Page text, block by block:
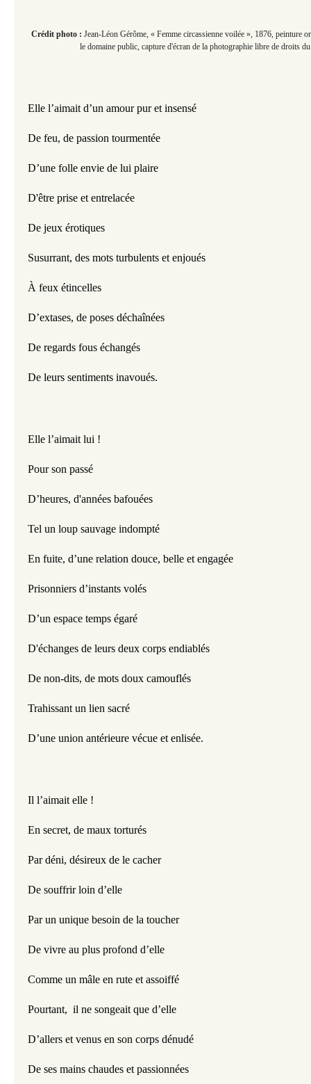
Crédit photo : Jean-Léon Gérôme, « Femme circassienne voilée », 1876, peinture
le domaine public, capture d'écran de la photographie libre de droits
Elle l’aimait d’un amour pur et insensé
De feu, de passion tourmentée
D’une folle envie de lui plaire
D'être prise et entrelacée
De jeux érotiques
Susurrant, des mots turbulents et enjoués
À feux étincelles
D’extases, de poses déchaînées
De regards fous échangés
De leurs sentiments inavoués.
Elle l’aimait lui !
Pour son passé
D’heures, d'années bafouées
Tel un loup sauvage indompté
En fuite, d’une relation douce, belle et engagée
Prisonniers d’instants volés
D’un espace temps égaré
D'échanges de leurs deux corps endiablés
De non-dits, de mots doux camouflés
Trahissant un lien sacré
D’une union antérieure vécue et enlisée.
Il l’aimait elle !
En secret, de maux torturés
Par déni, désireux de le cacher
De souffrir loin d’elle
Par un unique besoin de la toucher
De vivre au plus profond d’elle
Comme un mâle en rute et assoiffé
Pourtant,  il ne songeait que d’elle
D’allers et venus en son corps dénudé
De ses mains chaudes et passionnées